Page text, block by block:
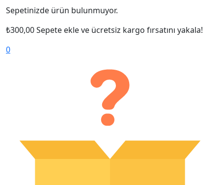
Sepetinizde ürün bulunmuyor.
₺300,00Sepete ekle ve ücretsiz kargo fırsatını yakala!
0